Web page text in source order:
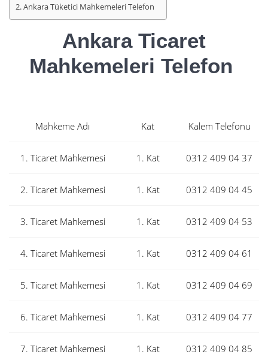
Ankara Tüketici Mahkemeleri Telefon
Ankara Ticaret
Mahkemeleri Telefon
Mahkeme Adı Kat Kalem Telefonu
1. Ticaret Mahkemesi 1. Kat 0312 409 04 37
2. Ticaret Mahkemesi 1. Kat 0312 409 04 45
3. Ticaret Mahkemesi 1. Kat 0312 409 04 53
4. Ticaret Mahkemesi 1. Kat 0312 409 04 61
5. Ticaret Mahkemesi 1. Kat 0312 409 04 69
6. Ticaret Mahkemesi 1. Kat 0312 409 04 77
7. Ticaret Mahkemesi 1. Kat 0312 409 04 85